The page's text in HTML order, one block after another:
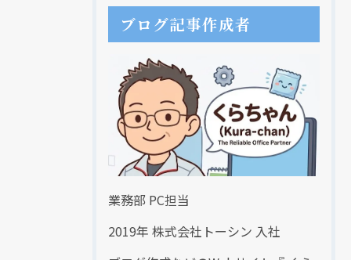
ブログ記事作成者
業務部 PC担当
2019年 株式会社トーシン 入社